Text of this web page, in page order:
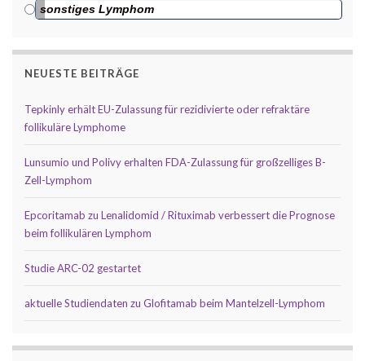
sonstiges Lymphom
NEUESTE BEITRÄGE
Tepkinly erhält EU-Zulassung für rezidivierte oder refraktäre
follikuläre Lymphome
Lunsumio und Polivy erhalten FDA-Zulassung für großzelliges B-
Zell-Lymphom
Epcoritamab zu Lenalidomid / Rituximab verbessert die Prognose
beim follikulären Lymphom
Studie ARC-02 gestartet
aktuelle Studiendaten zu Glofitamab beim Mantelzell-Lymphom